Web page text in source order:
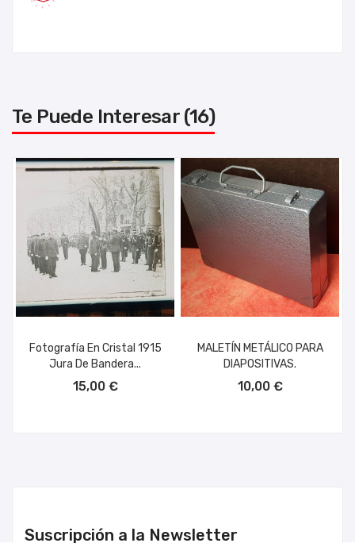
Te Puede Interesar (16)
Fotografía En Cristal 1915
Jura De Bandera...
15,00 €
MALETÍN METÁLICO PARA
DIAPOSITIVAS.
10,00 €
Suscripción a la Newsletter